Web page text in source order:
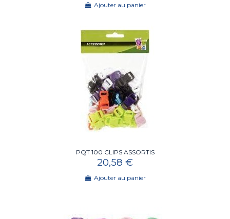
Ajouter au panier
PQT 100 CLIPS ASSORTIS
20,58 €
Ajouter au panier